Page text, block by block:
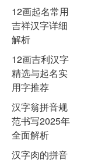
12画起名常用
吉祥汉字详细
解析
12画吉利汉字
精选与起名实
用字推荐
汉字翁拼音规
范书写2025年
全面解析
汉字肉的拼音